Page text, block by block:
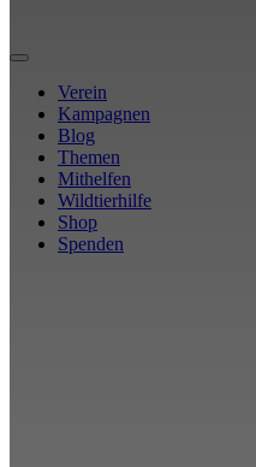
Verein
Kampagnen
Blog
Themen
Mithelfen
Wildtierhilfe
Shop
Spenden